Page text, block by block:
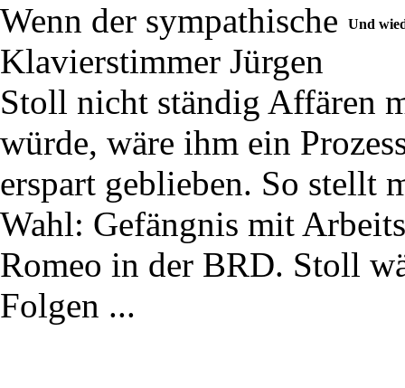
Und
Wenn der sympathische
Klavierstimmer Jürgen
Stoll nicht ständig Affären
würde, wäre ihm ein
erspart geblieben. So stellt
Wahl: Gefängnis mit
Romeo in der BRD. Stoll
Folgen ...